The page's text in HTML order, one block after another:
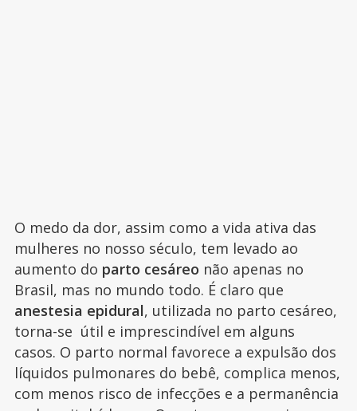
O medo da dor, assim como a vida ativa das
mulheres no nosso século, tem levado ao
aumento do parto cesáreo não apenas no
Brasil, mas no mundo todo. É claro que
anestesia epidural, utilizada no parto cesáreo,
torna-se útil e imprescindível em alguns
casos. O parto normal favorece a expulsão dos
líquidos pulmonares do bebê, complica menos,
com menos risco de infecções e a permanência